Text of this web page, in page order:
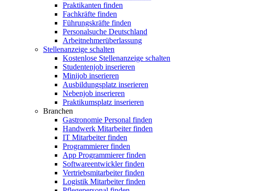
Praktikanten finden
Fachkräfte finden
Führungskräfte finden
Personalsuche Deutschland
Arbeitnehmerüberlassung
Stellenanzeige schalten
Kostenlose Stellenanzeige schalten
Studentenjob inserieren
Minijob inserieren
Ausbildungsplatz inserieren
Nebenjob inserieren
Praktikumsplatz inserieren
Branchen
Gastronomie Personal finden
Handwerk Mitarbeiter finden
IT Mitarbeiter finden
Programmierer finden
App Programmierer finden
Softwareentwickler finden
Vertriebsmitarbeiter finden
Logistik Mitarbeiter finden